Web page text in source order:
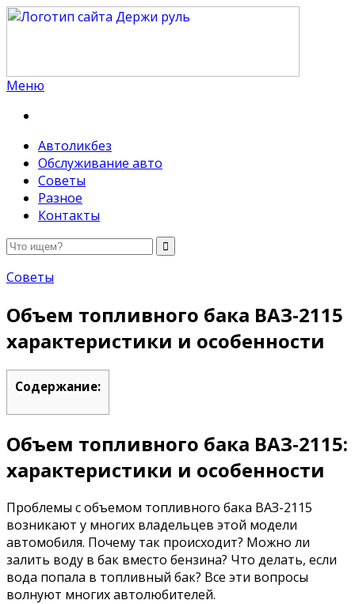
Меню
Автоликбез
Обслуживание авто
Советы
Разное
Контакты
Советы
Объем топливного бака ВАЗ-2115
характеристики и особенности
Содержание:
Объем топливного бака ВАЗ-2115:
характеристики и особенности
Проблемы с объемом топливного бака ВАЗ-2115
возникают у многих владельцев этой модели
автомобиля. Почему так происходит? Можно ли
залить воду в бак вместо бензина? Что делать, если
вода попала в топливный бак? Все эти вопросы
волнуют многих автолюбителей.